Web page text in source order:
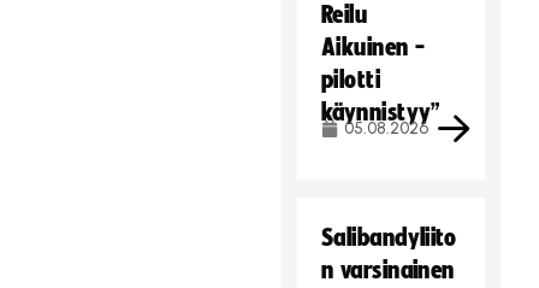
Reilu
Aikuinen -
pilotti
käynnistyy”
05.08.2026
Salibandyliito
n varsinainen